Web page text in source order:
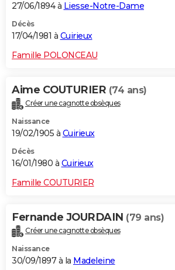
27/06/1894 à Liesse-Notre-Dame
Décès
17/04/1981 à Cuirieux
Famille POLONCEAU
Aime COUTURIER (74 ans)
Créer une cagnotte obsèques
Naissance
19/02/1905 à Cuirieux
Décès
16/01/1980 à Cuirieux
Famille COUTURIER
Fernande JOURDAIN (79 ans)
Créer une cagnotte obsèques
Naissance
30/09/1897 à la Madeleine